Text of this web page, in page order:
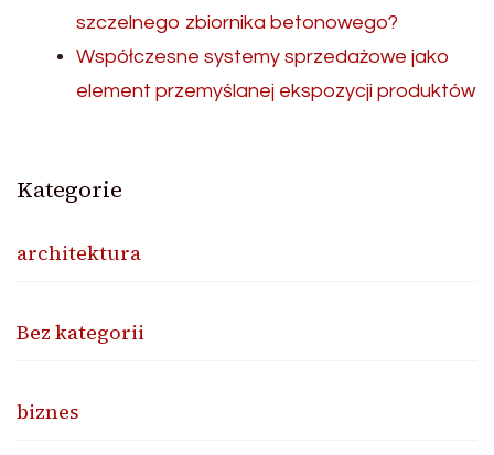
szczelnego zbiornika betonowego?
Współczesne systemy sprzedażowe jako
element przemyślanej ekspozycji produktów
Kategorie
architektura
Bez kategorii
biznes